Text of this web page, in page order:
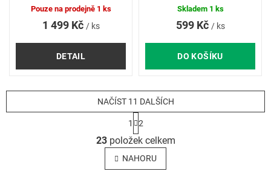
1 499 Kč / ks
DETAIL
1300 W. D- rukojeť, brusná
disk. Nastavení...
Pouze na prodejně 1 ks
599 Kč / ks
DO KOŠÍKU
Skladem 1 ks
O
v
l
á
NAČÍST 11 DALŠÍCH
t
r
á
n
k
1 2
23položek celkem
NAHORU